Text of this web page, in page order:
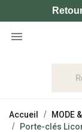
Retours

Accueil MODE
Porte-clés